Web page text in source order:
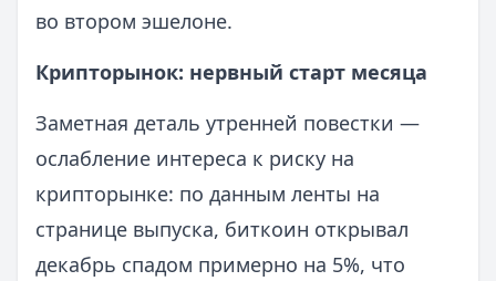
во втором эшелоне.
Крипторынок: нервный старт месяца
Заметная деталь утренней повестки —
ослабление интереса к риску на
крипторынке: по данным ленты на
странице выпуска, биткоин открывал
декабрь спадом примерно на 5%, что